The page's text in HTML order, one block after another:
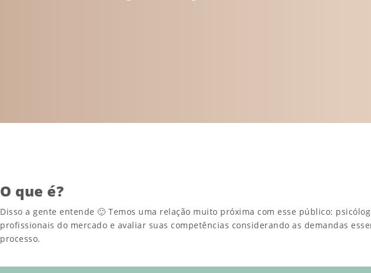
O que é?
Disso a gente entende 🙂 Temos uma relação muito próxima com esse público:
profissionais do mercado e avaliar suas competências considerando as demandas
processo.